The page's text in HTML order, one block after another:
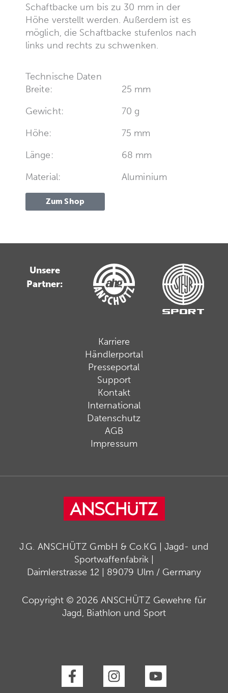
Schaftbacke um bis zu 30 mm in der
Höhe verstellt werden. Außerdem ist es
möglich, die Schaftbacke stufenlos nach
links und rechts zu schwenken.
Technische Daten
Breite:
25 mm
Gewicht:
70 g
Höhe:
75 mm
Länge:
68 mm
Material:
Aluminium
Zum Shop
Unsere
Partner:
Karriere
Händlerportal
Presseportal
Support
Kontakt
International
Datenschutz
AGB
Impressum
J.G. ANSCHÜTZ GmbH & Co.KG | Jagd- und
Sportwaffenfabrik |
Daimlerstrasse 12 | 89079 Ulm / Germany
Copyright © 2026 ANSCHÜTZ Gewehre für
Jagd, Biathlon und Sport